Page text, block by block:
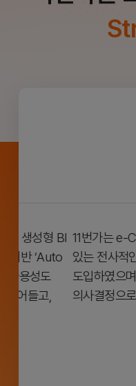
11번가는 e-
있는 전사적인 BI 시스
도입하였으며, 핵심 업
의사결정으로 내외부